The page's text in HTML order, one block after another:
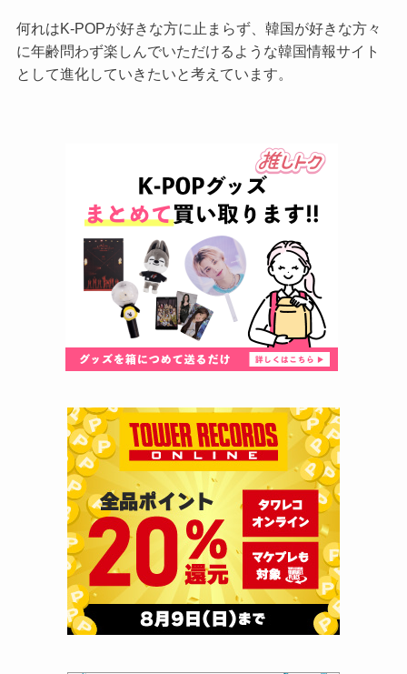
何れはK-POPが好きな方に止まらず、韓国が好きな方々
に年齢問わず楽しんでいただけるような韓国情報サイト
として進化していきたいと考えています。